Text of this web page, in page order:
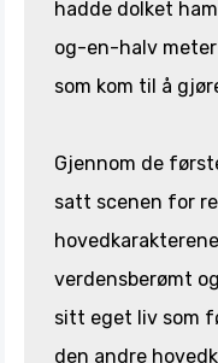
hadde dolket
og-en-halv
som kom til å
Gjennom de
satt scenen for
verdensberømt
sitt eget liv som
den andre